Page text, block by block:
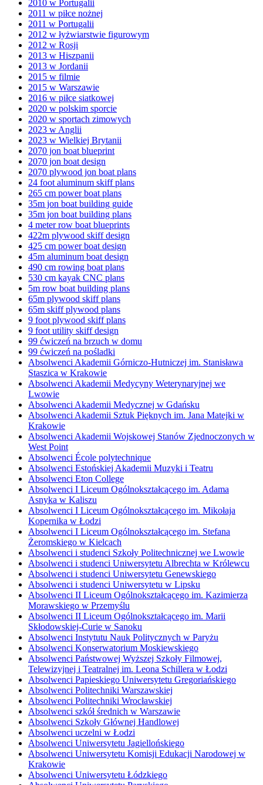
2010 w Portugalii
2011 w piłce nożnej
2011 w Portugalii
2012 w łyżwiarstwie figurowym
2012 w Rosji
2013 w Hiszpanii
2013 w Jordanii
2015 w filmie
2015 w Warszawie
2016 w piłce siatkowej
2020 w polskim sporcie
2020 w sportach zimowych
2023 w Anglii
2023 w Wielkiej Brytanii
2070 jon boat blueprint
2070 jon boat design
2070 plywood jon boat plans
24 foot aluminum skiff plans
265 cm power boat plans
35m jon boat building guide
35m jon boat building plans
4 meter row boat blueprints
422m plywood skiff design
425 cm power boat design
45m aluminum boat design
490 cm rowing boat plans
530 cm kayak CNC plans
5m row boat building plans
65m plywood skiff plans
65m skiff plywood plans
9 foot plywood skiff plans
9 foot utility skiff design
99 ćwiczeń na brzuch w domu
99 ćwiczeń na pośladki
Absolwenci Akademii Górniczo-Hutniczej im. Stanisława
Staszica w Krakowie
Absolwenci Akademii Medycyny Weterynaryjnej we
Lwowie
Absolwenci Akademii Medycznej w Gdańsku
Absolwenci Akademii Sztuk Pięknych im. Jana Matejki w
Krakowie
Absolwenci Akademii Wojskowej Stanów Zjednoczonych w
West Point
Absolwenci École polytechnique
Absolwenci Estońskiej Akademii Muzyki i Teatru
Absolwenci Eton College
Absolwenci I Liceum Ogólnokształcącego im. Adama
Asnyka w Kaliszu
Absolwenci I Liceum Ogólnokształcącego im. Mikołaja
Kopernika w Łodzi
Absolwenci I Liceum Ogólnokształcącego im. Stefana
Żeromskiego w Kielcach
Absolwenci i studenci Szkoły Politechnicznej we Lwowie
Absolwenci i studenci Uniwersytetu Albrechta w Królewcu
Absolwenci i studenci Uniwersytetu Genewskiego
Absolwenci i studenci Uniwersytetu w Lipsku
Absolwenci II Liceum Ogólnokształcącego im. Kazimierza
Morawskiego w Przemyślu
Absolwenci II Liceum Ogólnokształcącego im. Marii
Skłodowskiej-Curie w Sanoku
Absolwenci Instytutu Nauk Politycznych w Paryżu
Absolwenci Konserwatorium Moskiewskiego
Absolwenci Państwowej Wyższej Szkoły Filmowej,
Telewizyjnej i Teatralnej im. Leona Schillera w Łodzi
Absolwenci Papieskiego Uniwersytetu Gregoriańskiego
Absolwenci Politechniki Warszawskiej
Absolwenci Politechniki Wrocławskiej
Absolwenci szkół średnich w Warszawie
Absolwenci Szkoły Głównej Handlowej
Absolwenci uczelni w Łodzi
Absolwenci Uniwersytetu Jagiellońskiego
Absolwenci Uniwersytetu Komisji Edukacji Narodowej w
Krakowie
Absolwenci Uniwersytetu Łódzkiego